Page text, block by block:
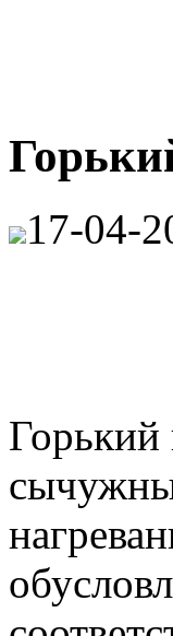
17-04-
Горький